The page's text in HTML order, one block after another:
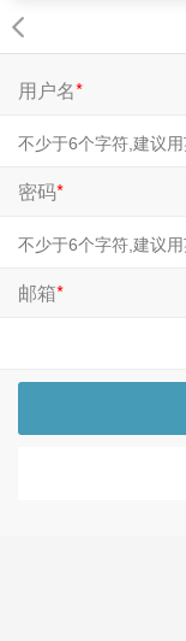
用户名*
密码*
邮箱*